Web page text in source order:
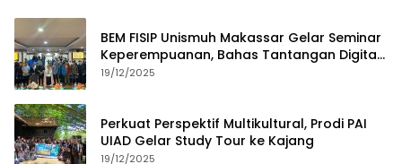
BEM FISIP Unismuh Makassar Gelar Seminar
Keperempuanan, Bahas Tantangan Digital
dan Budaya Lokal
19/12/2025
Perkuat Perspektif Multikultural, Prodi PAI
UIAD Gelar Study Tour ke Kajang
19/12/2025